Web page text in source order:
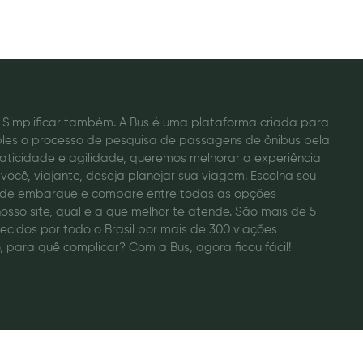
Simplificar também. A Bus é uma plataforma criada para
o processo de pesquisa de passagens de ônibus pela
e agilidade, queremos melhorar a experiência
viajante, deseja planejar sua viagem. Escolha seu
embarque e compare entre todas as opções
site, qual é a que melhor te atende. São mais de 5
por todo o Brasil por mais de 300 viações
para quê complicar? Com a Bus, agora ficou fácil!